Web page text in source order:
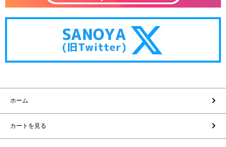
ホーム
カートを見る